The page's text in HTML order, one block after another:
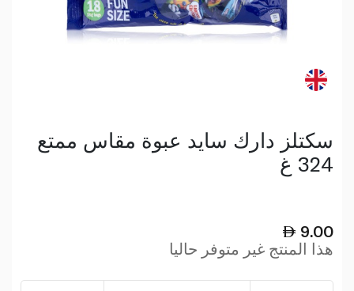
سكتلز دارك سايد عبوة مقاس ممتع
324 غ
9.00
هذا المنتج غير متوفر حاليا